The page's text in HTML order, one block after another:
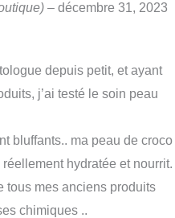
– décembre 31, 2023
depuis petit, et ayant
j’ai testé le soin peau
bluffants.. ma peau de croco
hydratée et nourrit.
tous mes anciens produits
chimiques ..